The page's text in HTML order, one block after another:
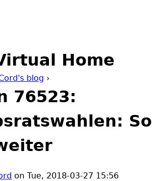
Home
blog ›
76523:
So
on Tue, 2018-03-27 15:56